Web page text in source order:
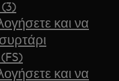
και να
και να